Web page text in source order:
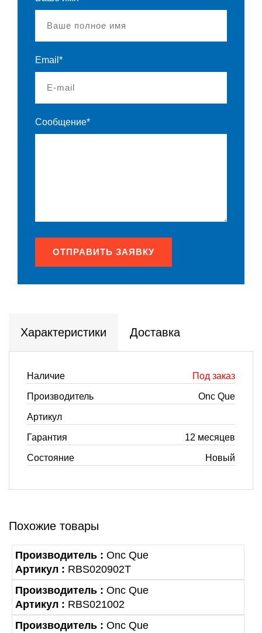
Email*
Сообщение*
ОТПРАВИТЬ ЗАЯВКУ
Характеристики Доставка
Наличие Под заказ
Производитель Onc Que
Артикул
Гарантия 12 месяцев
Состояние Новый
Похожие товары
Производитель : Onc Que
Артикул : RBS020902T
Производитель : Onc Que
Артикул : RBS021002
Производитель : Onc Que